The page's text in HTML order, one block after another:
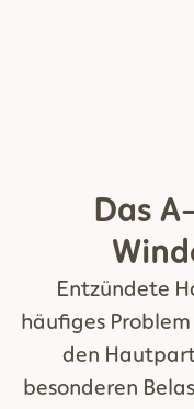
Das
Entzündete
häufiges
den
besonderen